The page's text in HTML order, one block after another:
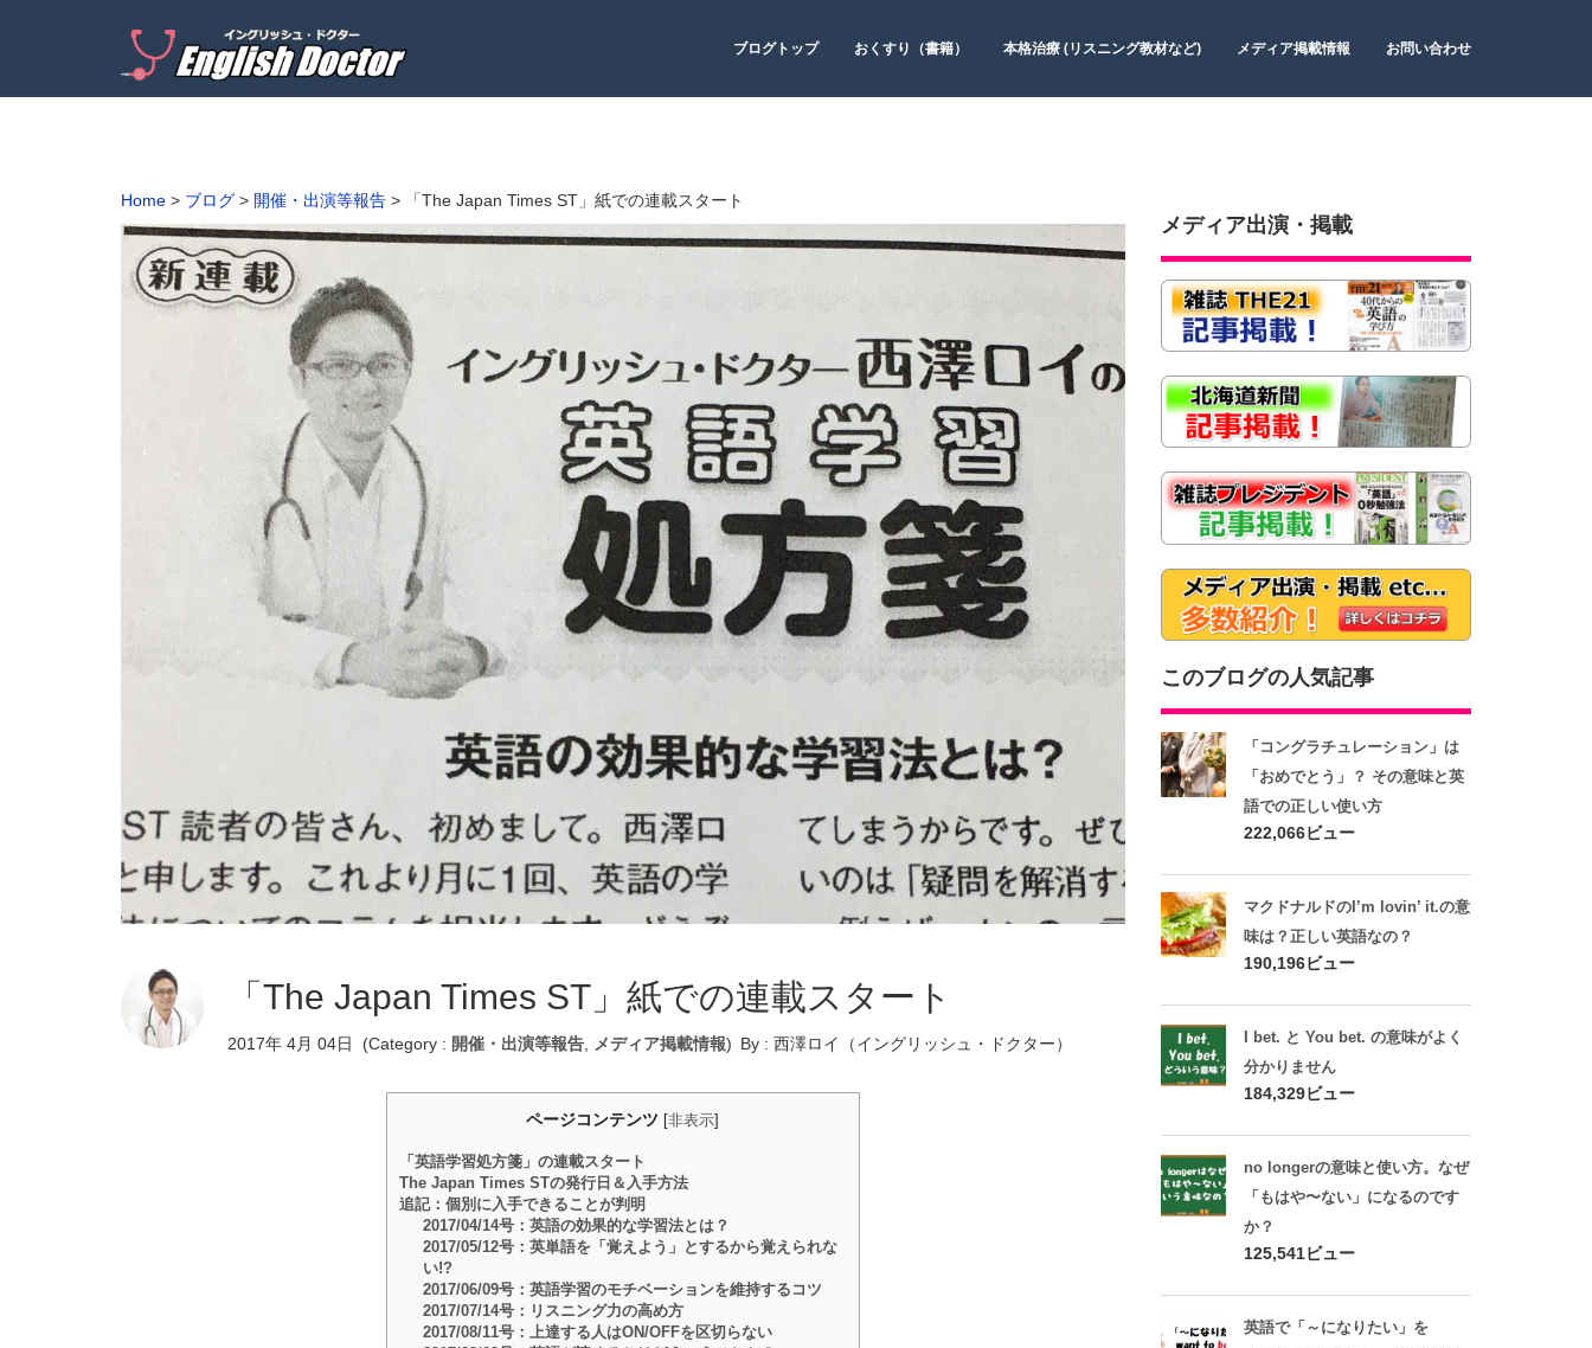
ブログトップ おくすり（書籍） 本格治療 (リスニング教材など) メディア掲載情報 お問い合わせ
Home > ブログ > 開催・出演等報告 > 「The Japan Times ST」紙での連載スタート
「The Japan Times ST」紙での連載スタート
2017年 4月 04日 (Category : 開催・出演等報告, メディア掲載情報) By :西澤ロイ（イングリッシュ・ドクター）
ページコンテンツ [非表示
「英語学習処方箋」の連載スタート
The Japan Times STの発行日＆入手方法
追記：個別に入手できることが判明
2017/04/14号：英語の効果的な学習法とは？
2017/05/12号：英単語を「覚えよう」とするから覚えられな
い!?
2017/06/09号：英語学習のモチベーションを維持するコツ
2017/07/14号：リスニング力の高め方
2017/08/11号：上達する人はON/OFFを区切らない
メディア出演・掲載
このブログの人気記事
「コングラチュレーション」は
「おめでとう」？ その意味と英
語での正しい使い方
222,066ビュー
マクドナルドのI’m lovin’ it.の意
味は？正しい英語なの？
190,196ビュー
I bet. と You bet. の意味がよく
分かりません
184,329ビュー
no longerの意味と使い方。なぜ
「もはや〜ない」になるのです
か？
125,541ビュー
英語で「～になりたい」を